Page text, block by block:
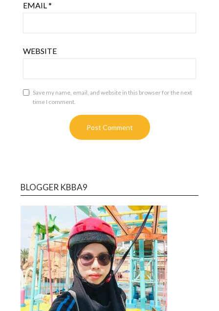
EMAIL*
WEBSITE
Save my name, email, and website in this browser for the next
time I comment.
BLOGGER KBBA9